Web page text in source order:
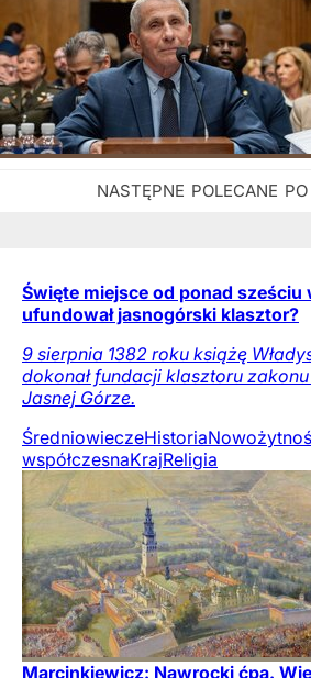
Święte miejsce od ponad sześciu
ufundował jasnogórski klasztor?
9 sierpnia 1382 roku książę
dokonał fundacji klasztoru
Jasnej Górze.
ŚredniowieczeHistoria
współczesnaKrajReligia
Marcinkiewicz: Nawrocki ćpa.